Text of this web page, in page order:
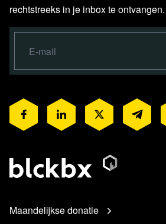
rechtstreeks in je inbox te ontvangen.
Maandelijkse donatie